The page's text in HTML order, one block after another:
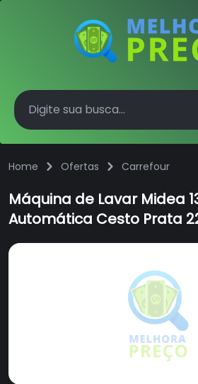
Home Ofertas Carrefour
Máquina de Lavar Midea
Automática Cesto Prata